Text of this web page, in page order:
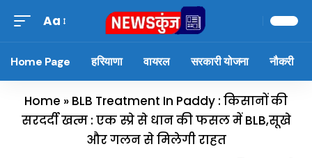
Aa
Home Page हरियाणा वायरल सरकारी योजना नौकरी
Home » BLB Treatment In Paddy : किसानों की
सरदर्दी खत्म : एक स्प्रे से धान की फसल में BLB,सूखे
और गलन से मिलेगी राहत